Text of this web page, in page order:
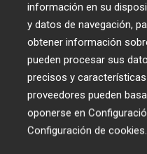
en su recuperación
para el
él como Filip Ugrinic
el tendón rotuliano
El centrocampista
información en su
y datos de navegación,
obtener información
pueden procesar sus
precisos y
proveedores pueden
oponerse en
Configuración de cookies.